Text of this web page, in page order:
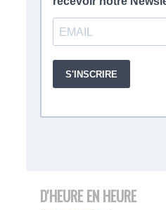
D'HEURE EN HEURE